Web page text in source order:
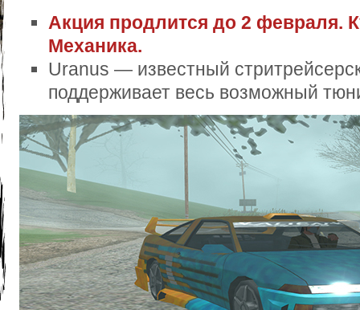
Акция продлится до 2 февраля.
Механика.
Uranus — известный
поддерживает весь возможный